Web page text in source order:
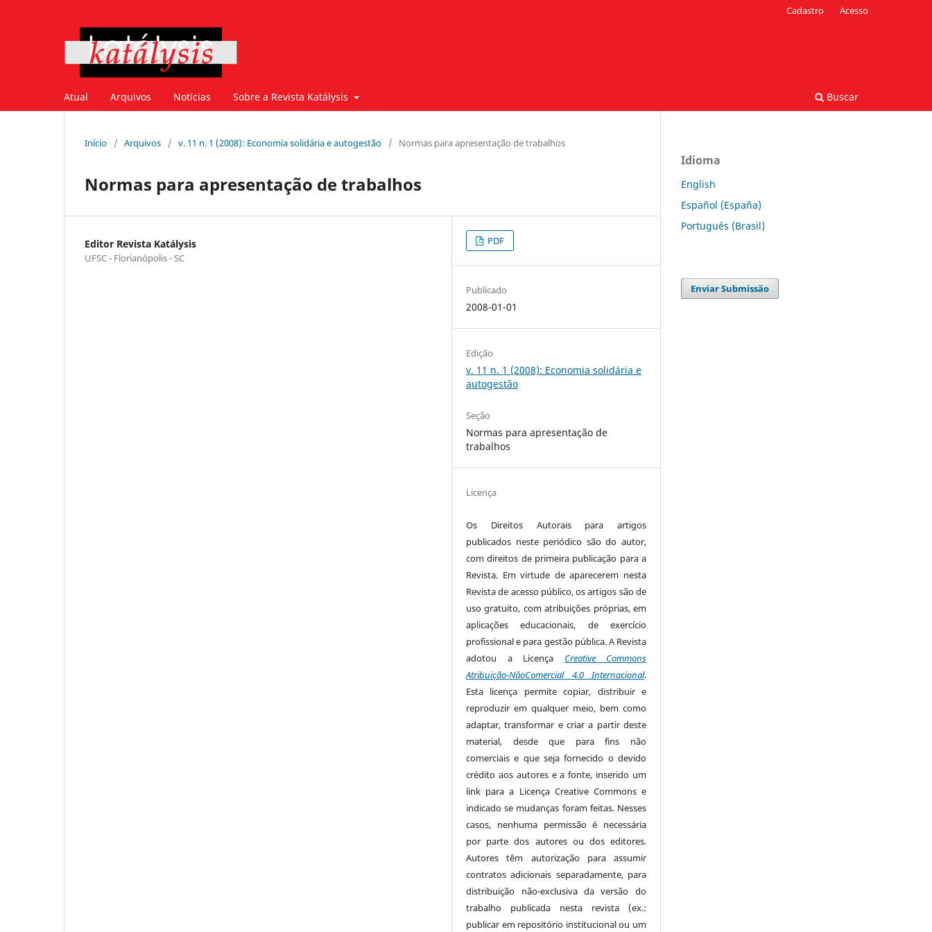
Atual Arquivos Notícias Sobre a Revista Katálysis Buscar
Cadastro Acesso
Início / Arquivos / v. 11 n. 1 (2008): Economia solidária e autogestão / Normas para apresentação de trabalhos
Normas para apresentação de trabalhos
Editor Revista Katálysis
UFSC - Florianópolis - SC
PDF
Publicado
2008-01-01
Edição
v. 11 n. 1 (2008): Economia solidária e
autogestão
Seção
Normas para apresentação de
trabalhos
Licença
Os Direitos Autorais para artigos
publicados neste periódico são do autor,
com direitos de primeira publicação para a
Revista. Em virtude de aparecerem nesta
Revista de acesso público, os artigos são de
uso gratuito, com atribuições próprias, em
aplicações educacionais, de exercício
profissional e para gestão pública. A Revista
adotou a Licença Creative Commons
Atribuição-NãoComercial 4.0 Internacional.
Esta licença permite copiar, distribuir e
reproduzir em qualquer meio, bem como
adaptar, transformar e criar a partir deste
material, desde que para fins não
comerciais e que seja fornecido o devido
crédito aos autores e a fonte, inserido um
link para a Licença Creative Commons e
indicado se mudanças foram feitas. Nesses
casos, nenhuma permissão é necessária
por parte dos autores ou dos editores.
Autores têm autorização para assumir
contratos adicionais separadamente, para
distribuição não-exclusiva da versão do
trabalho publicada nesta revista (ex.:
publicar em repositório institucional ou um
Idioma
English
Español (España)
Português (Brasil)
Enviar Submissão